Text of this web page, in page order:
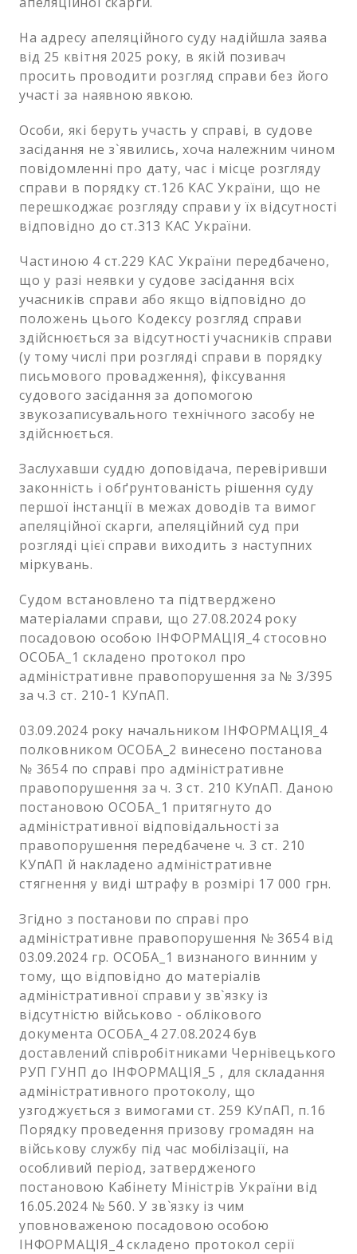
На адресу апеляційного суду надійшла заява
від 25 квітня 2025 року, в якій позивач
просить проводити розгляд справи без його
участі за наявною явкою.
Особи, які беруть участь у справі, в судове
засідання не з`явились, хоча належним чином
повідомленні про дату, час і місце розгляду
справи в порядку ст.126 КАС України, що не
перешкоджає розгляду справи у їх відсутності
відповідно до ст.313 КАС України.
Частиною 4 ст.229 КАС України передбачено,
що у разі неявки у судове засідання всіх
учасників справи або якщо відповідно до
положень цього Кодексу розгляд справи
здійснюється за відсутності учасників справи
(у тому числі при розгляді справи в порядку
письмового провадження), фіксування
судового засідання за допомогою
звукозаписувального технічного засобу не
здійснюється.
Заслухавши суддю доповідача, перевіривши
законність і обґрунтованість рішення суду
першої інстанції в межах доводів та вимог
апеляційної скарги, апеляційний суд при
розгляді цієї справи виходить з наступних
міркувань.
Судом встановлено та підтверджено
матеріалами справи, що 27.08.2024 року
посадовою особою ІНФОРМАЦІЯ_4 стосовно
ОСОБА_1 складено протокол про
адміністративне правопорушення за № 3/395
за ч.3 ст. 210-1 КУпАП.
03.09.2024 року начальником ІНФОРМАЦІЯ_4
полковником ОСОБА_2 винесено постанова
№ 3654 по справі про адміністративне
правопорушення за ч. 3 ст. 210 КУпАП. Даною
постановою ОСОБА_1 притягнуто до
адміністративної відповідальності за
правопорушення передбачене ч. 3 ст. 210
КУпАП й накладено адміністративне
стягнення у виді штрафу в розмірі 17 000 грн.
Згідно з постанови по справі про
адміністративне правопорушення № 3654 від
03.09.2024 гр. ОСОБА_1 визнаного винним у
тому, що відповідно до матеріалів
адміністративної справи у зв`язку із
відсутністю військово - облікового
документа ОСОБА_4 27.08.2024 був
доставлений співробітниками Чернівецького
РУП ГУНП до ІНФОРМАЦІЯ_5 , для складання
адміністративного протоколу, що
узгоджується з вимогами ст. 259 КУпАП, п.16
Порядку проведення призову громадян на
військову службу під час мобілізації, на
особливий період, затвердженого
постановою Кабінету Міністрів України від
16.05.2024 № 560. У зв`язку із чим
уповноваженою посадовою особою
ІНФОРМАЦІЯ_4 складено протокол серії